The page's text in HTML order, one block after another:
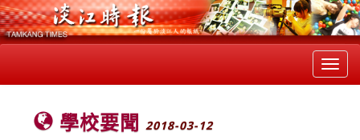
學校要聞 2018-03-12